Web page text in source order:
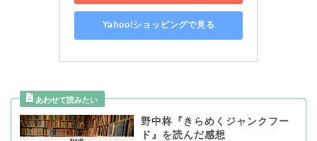
Yahoo!ショッピングで見る
野中柊『きらめくジャンクフー
ド』を読んだ感想